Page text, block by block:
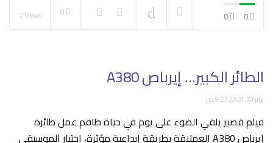
Views
الطائر الكبير… إيرباص A380
يناير 30, 2020 9:23 ص
فيلم قصير يلقي الضوء على يوم في حياة طاقم عمل طائرة
إيرباص A380 العملاقة بطريقة إبداعية مؤثرة، اختيار الموسيقى